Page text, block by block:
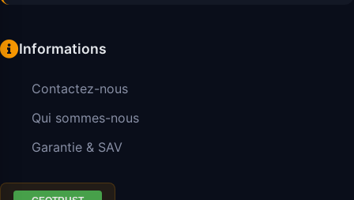
Informations
Contactez-nous
Qui sommes-nous
Garantie & SAV